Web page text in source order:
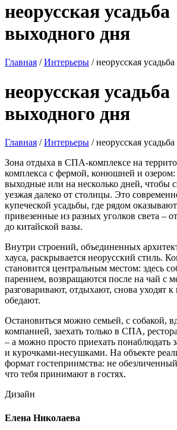
неорусская усадьба
выходного дня
Главная /Интерьеры /неорусская
неорусская усадьба
выходного дня
Главная /Интерьеры /неорусская
Зона отдыха в СПА-комплексе на
комплекса с фермой, конюшней и
выходные или на несколько дней, чтобы
уезжая далеко от столицы. Это
купеческой усадьбы, где рядом
привезенные из разных уголков света –
до китайской вазы.
Внутри строений, объединенных
хауса, раскрывается неорусский стиль.
становится центральным местом: здесь
парением, возвращаются после на чай с
разговаривают, отдыхают, снова уходят к
обедают.
Остановиться можно семьей, с собакой,
компанией, заехать только в СПА,
– а можно просто приехать понаблюдать
и курочками-несушками. На объекте
формат гостеприимства: не
что тебя принимают в гостях.
Дизайн
Елена Николаева